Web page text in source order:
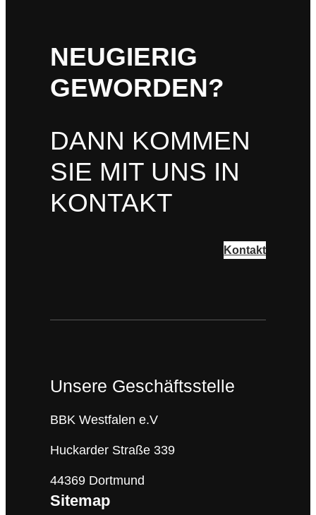
NEUGIERIG
GEWORDEN?
DANN KOMMEN
SIE MIT UNS IN
KONTAKT
Kontakt
Unsere Geschäftsstelle
BBK Westfalen e.V
Huckarder Straße 339
44369 Dortmund
Sitemap